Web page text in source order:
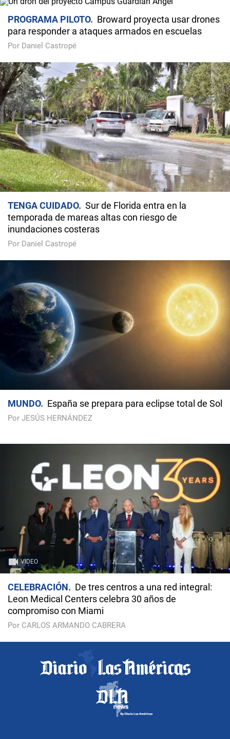
PROGRAMA PILOTO
Broward proyecta usar drones
para responder a ataques armados en escuelas
Por Daniel Castropé
TENGA CUIDADO
Sur de Florida entra en la
temporada de mareas altas con riesgo de
inundaciones costeras
Por Daniel Castropé
MUNDO España se prepara para eclipse total de Sol
Por JESÚS HERNÁNDEZ
VIDEO
CELEBRACIÓN
De tres centros a una red integral:
Leon Medical Centers celebra 30 años de
compromiso con Miami
Por CARLOS ARMANDO CABRERA